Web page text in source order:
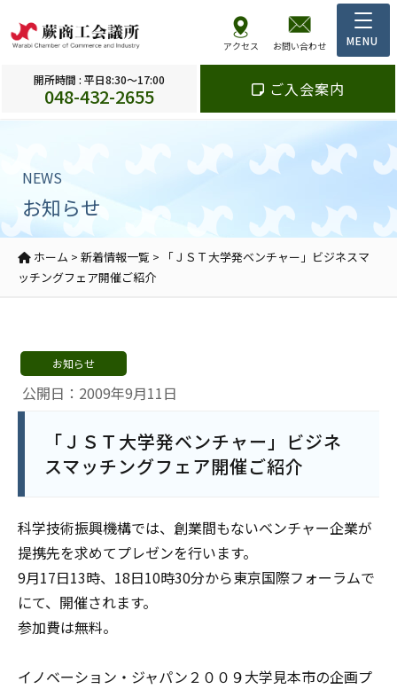
アクセス お問い合わせ
開所時間 : 平日8:30～17:00
048-432-2655 ご入会案内
NEWS
お知らせ
ホーム > 新着情報一覧 >
「ＪＳＴ大学発ベンチャー」ビジネスマ
ッチングフェア開催ご紹介
公開日：2009年9月11日
お知らせ
「ＪＳＴ大学発ベンチャー」ビジネ
スマッチングフェア開催ご紹介
科学技術振興機構では、創業間もないベンチャー企業が
提携先を求めてプレゼンを行います。
9月17日13時、18日10時30分から東京国際フォーラムで
にて、開催されます。
参加費は無料。
イノベーション・ジャパン２００９大学見本市の企画プ